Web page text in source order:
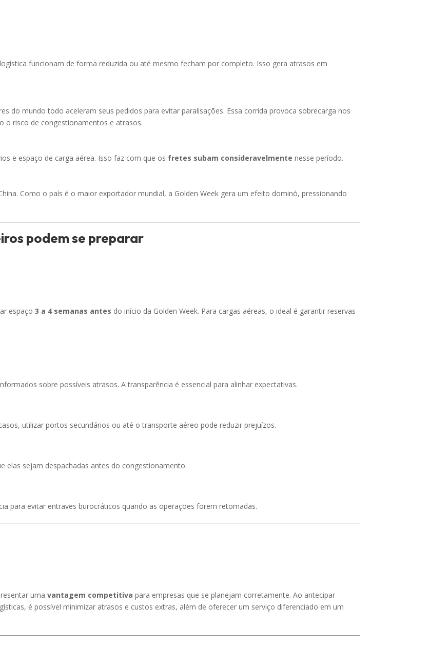
funcionam de forma reduzida ou até mesmo fecham por completo. Isso gera atrasos em
do mundo todo aceleram seus pedidos para evitar paralisações. Essa corrida provoca sobrecarga nos
o risco de congestionamentos e atrasos.
e espaço de carga aérea. Isso faz com que os fretes subam consideravelmente nesse período.
Como o país é o maior exportador mundial, a Golden Week gera um efeito dominó, pressionando
podem se preparar
espaço3 a 4 semanas antes do início da Golden Week. Para cargas aéreas, o ideal é garantir reservas
sobre possíveis atrasos. A transparência é essencial para alinhar expectativas.
utilizar portos secundários ou até o transporte aéreo pode reduzir prejuízos.
elas sejam despachadas antes do congestionamento.
para evitar entraves burocráticos quando as operações forem retomadas.
umavantagem competitiva para empresas que se planejam corretamente. Ao antecipar
é possível minimizar atrasos e custos extras, além de oferecer um serviço diferenciado em um